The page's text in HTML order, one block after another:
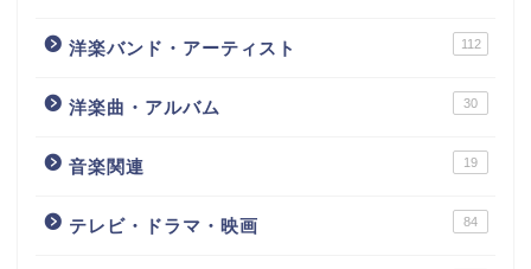
洋楽バンド・アーティスト 112
洋楽曲・アルバム 30
音楽関連 19
テレビ・ドラマ・映画 84